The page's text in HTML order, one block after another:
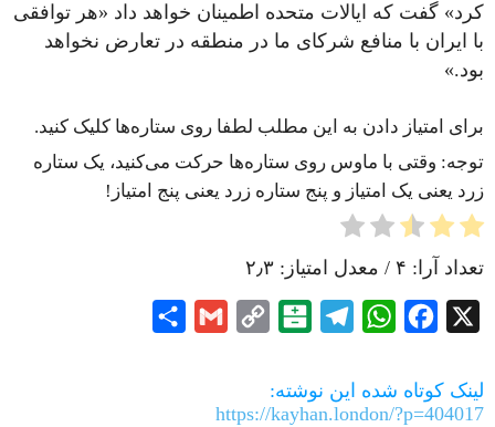
کرد» گفت که ایالات متحده اطمینان خواهد داد «هر توافقی
با ایران با منافع شرکای ما در منطقه در تعارض نخواهد
بود.»
برای امتیاز دادن به این مطلب لطفا روی ستاره‌ها کلیک کنید.
توجه: وقتی با ماوس روی ستاره‌ها حرکت می‌کنید، یک ستاره
زرد یعنی یک امتیاز و پنج ستاره زرد یعنی پنج امتیاز!
تعداد آرا: ۴ / معدل امتیاز: ۲٫۳
X
Facebook
WhatsApp
Telegram
Balatarin
Copy
Gmail
لینک کوتاه شده این نوشته:
https://kayhan.london/?p=404017